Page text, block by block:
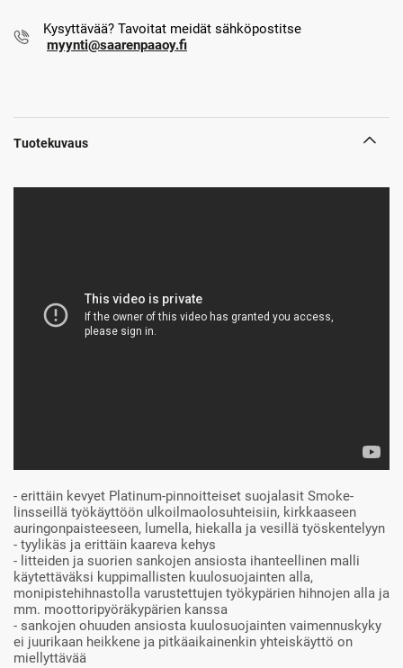
Kysyttävää? Tavoitat meidät sähköpostitse
myynti@saarenpaaoy.fi
Tuotekuvaus
- erittäin kevyet Platinum-pinnoitteiset suojalasit Smoke-
linsseillä työkäyttöön ulkoilmaolosuhteisiin, kirkkaaseen
auringonpaisteeseen, lumella, hiekalla ja vesillä työskentelyyn
- tyylikäs ja erittäin kaareva kehys
- litteiden ja suorien sankojen ansiosta ihanteellinen malli
käytettäväksi kuppimallisten kuulosuojainten alla,
monipistehihnastolla varustettujen työkypärien hihnojen alla ja
mm. moottoripyöräkypärien kanssa
- sankojen ohuuden ansiosta kuulosuojainten vaimennuskyky
ei juurikaan heikkene ja pitkäaikainenkin yhteiskäyttö on
miellyttävää